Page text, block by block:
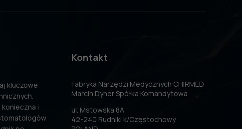
kluczowe
i
Kontakt
Fabryka Narzędzi Medycznych CHIRMED
Marcin Dyner Spółka Komandytowa
ul. Mstowska 8A
42-240 Rudniki k/Częstochowy